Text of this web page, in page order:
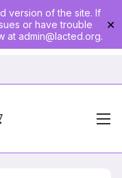
version of the site. If
or have trouble
at admin@lacted.org.
✕